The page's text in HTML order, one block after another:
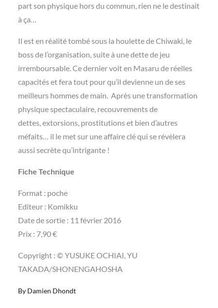
part son physique hors du commun, rien ne le destinait
à ça…
Il est en réalité tombé sous la houlette de Chiwaki, le
boss de l’organisation, suite à une dette de jeu
irremboursable. Ce dernier voit en Masaru de réelles
capacités et fera tout pour qu’il devienne un de ses
meilleurs hommes de main. Après une transformation
physique spectaculaire, recouvrements de
dettes, extorsions, prostitutions et bien d’autres
méfaits… il le met sur une affaire clé qui se révèlera
aussi secrète qu’intrigante !
Fiche Technique
Format : poche
Editeur : Komikku
Date de sortie : 11 février 2016
Prix : 7,90 €
Copyright : © YUSUKE OCHIAI, YU
TAKADA/SHONENGAHOSHA
By Damien Dhondt